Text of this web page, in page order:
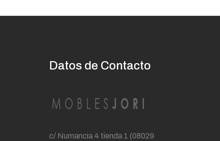
Datos de Contacto
c/ Numancia 4 tienda 1 (08029